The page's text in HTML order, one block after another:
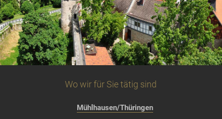
Wo wir für Sie tätig sind
Mühlhausen/Thüringen